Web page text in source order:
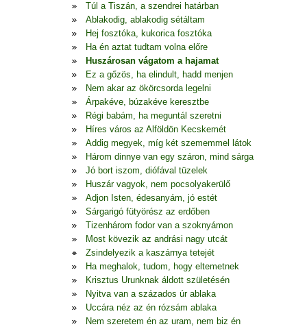
Túl a Tiszán, a szendrei határban
Ablakodig, ablakodig sétáltam
Hej fosztóka, kukorica fosztóka
Ha én aztat tudtam volna előre
Huszárosan vágatom a hajamat
Ez a gőzös, ha elindult, hadd menjen
Nem akar az ökörcsorda legelni
Árpakéve, búzakéve keresztbe
Régi babám, ha meguntál szeretni
Híres város az Alföldön Kecskemét
Addig megyek, míg két szememmel látok
Három dinnye van egy száron, mind sárga
Jó bort iszom, diófával tüzelek
Huszár vagyok, nem pocsolyakerülő
Adjon Isten, édesanyám, jó estét
Sárgarigó fütyörész az erdőben
Tizenhárom fodor van a szoknyámon
Most kövezik az andrási nagy utcát
Zsindelyezik a kaszárnya tetejét
Ha meghalok, tudom, hogy eltemetnek
Krisztus Urunknak áldott születésén
Nyitva van a százados úr ablaka
Uccára néz az én rózsám ablaka
Nem szeretem én az uram, nem biz én